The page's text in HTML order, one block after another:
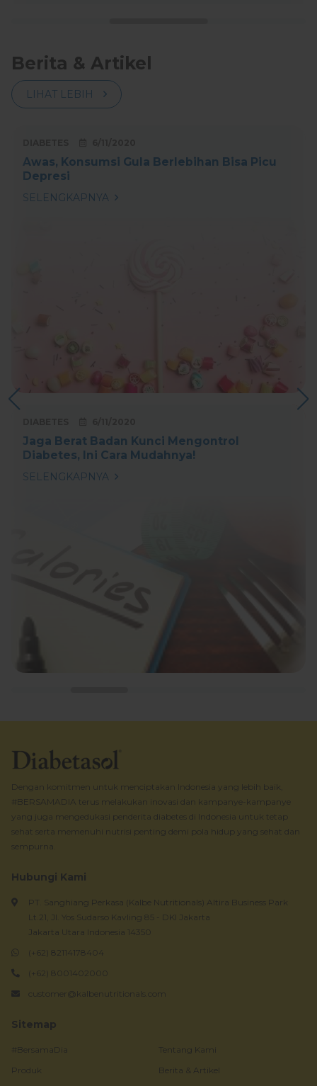
Berita & Artikel
LIHAT LEBIH
Awas, Konsumsi Gula Berlebihan Bisa Picu
Depresi
SELENGKAPNYA
Jaga Berat Badan Kunci Mengontrol
Diabetes, Ini Cara Mudahnya!
SELENGKAPNYA
Dengan komitmen untuk menciptakan Indonesia yang lebih baik,
#BERSAMADIA terus melakukan inovasi dan kampanye-kampanye
yang juga mengedukasi penderita diabetes di Indonesia untuk tetap
sehat serta memenuhi nutrisi penting demi pola hidup yang sehat dan
sempurna.
Hubungi Kami
PT. Sanghiang Perkasa (Kalbe Nutritionals) Altira Business Park
Lt.21, Jl. Yos Sudarso Kavling 85 - DKI Jakarta
Jakarta Utara Indonesia 14350
(+62) 82114178404
(+62) 8001402000
customer@kalbenutritionals.com
Sitemap
#BersamaDia
Tentang Kami
Produk
Berita & Artikel